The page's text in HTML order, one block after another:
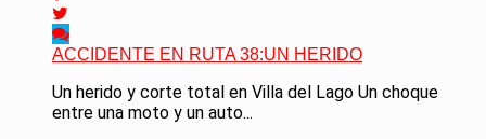
ACCIDENTE EN RUTA 38:UN HERIDO
Un herido y corte total en Villa del Lago Un choque
entre una moto y un auto...